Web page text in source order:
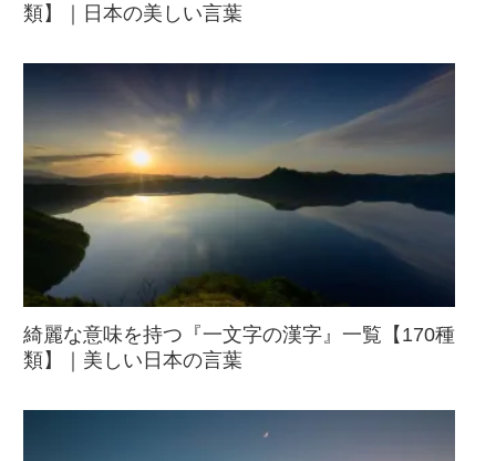
類】｜日本の美しい言葉
綺麗な意味を持つ『一文字の漢字』一覧【170種
類】｜美しい日本の言葉